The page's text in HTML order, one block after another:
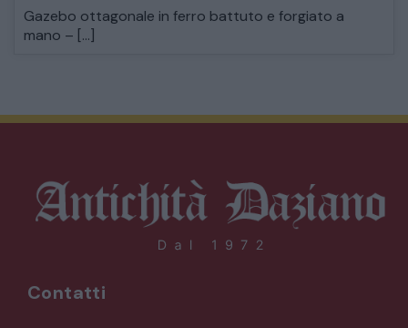
Gazebo ottagonale in ferro battuto e forgiato a
mano – […]
Contatti